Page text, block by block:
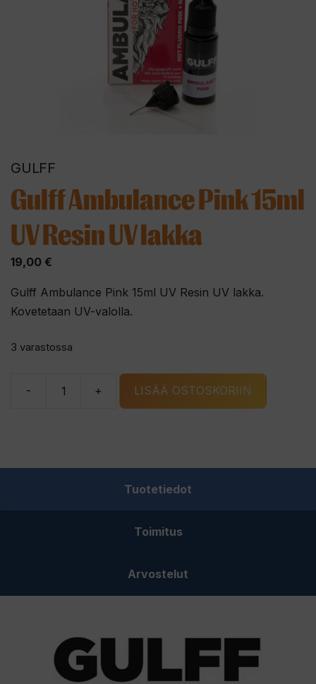
GULFF
Gulff Ambulance Pink 15ml
UV Resin UV lakka
19,00 €
Gulff Ambulance Pink 15ml UV Resin UV lakka.
Kovetetaan UV-valolla.
3 varastossa
-
Gulff
Resin
lakka
+ LISÄÄ OSTOSKORIIN
Tuotetiedot
Toimitus
Arvostelut